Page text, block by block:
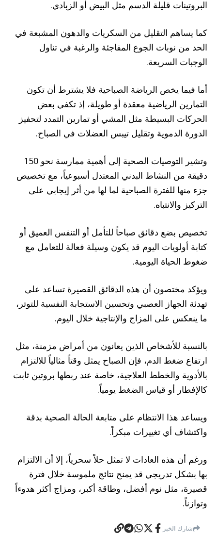
البروتينات قليلة الدسم مثل البيض أو الزبادي.
كما يساهم التقليل من السكريات والدهون المشبعة في
الحد من نوبات الجوع المفاجئة والرغبة في تناول
الوجبات السريعة.
أما فيما يخص الرياضة الصباحية فلا يشترط أن تكون
التمارين الرياضية معقدة أو طويلة، إذ تكفي بعض
الحركات البسيطة مثل المشي أو تمارين التمدد لتحفيز
الدورة الدموية وتقليل تيبس العضلات في الصباح.
وتشير التوصيات الصحية إلى أهمية ممارسة نحو 150
دقيقة من النشاط البدني المعتدل أسبوعياً، مع تخصيص
جزء منها للفترة الصباحية لما لها من أثر إيجابي على
التركيز والانتباه.
تخصيص بضع دقائق صباحاً للتأمل أو التنفس العميق أو
كتابة أولويات اليوم قد يكون وسيلة فعالة للتعامل مع
ضغوط الحياة اليومية.
ويؤكد مختصون أن هذه الدقائق القصيرة تساعد على
تهدئة الجهاز العصبي وتحسين الاستجابة النفسية للتوتر،
ما ينعكس على المزاج والإنتاجية خلال اليوم.
بالنسبة للأشخاص الذين يعانون من أمراض مزمنة، مثل
ارتفاع ضغط الدم، فإن الصباح يمثل وقتاً مثالياً للالتزام
بالأدوية والخطط العلاجية، خاصة عند ربطها بروتين ثابت
كالإفطار أو قياس الضغط يومياً.
ويساعد هذا الانتظام على متابعة الحالة الصحية بدقة
واكتشاف أي تغييرات مبكراً.
ورغم أن هذه العادات لا تمثل حلاً سحرياً، إلا أن الالتزام
بها بشكل تدريجي قد يمنح نتائج ملموسة خلال فترة
قصيرة، مثل نوم أفضل، وطاقة أكبر، ومزاج أكثر هدوءاً
وتوازناً.
شارك الخبر